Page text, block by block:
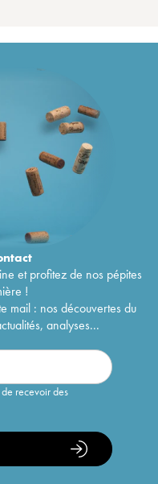
et profitez de nos pépites
!
mail : nos découvertes du
analyses...
recevoir des